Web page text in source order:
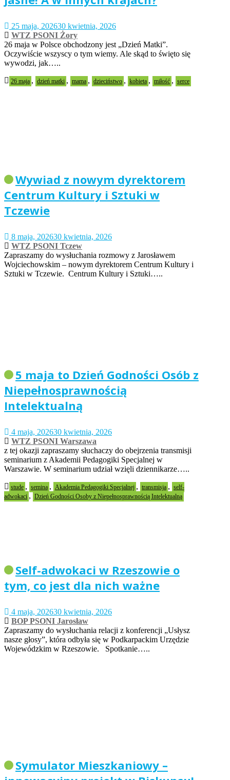
25 maja, 202630 kwietnia, 2026
WTZ PSONI Żory
26 maja w Polsce obchodzony jest „Dzień Matki”.
Oczywiście wszyscy o tym wiemy. Ale skąd to święto się
wywodzi, jak…..
26 maja , dzień matki , mama , dzieciństwo , kobieta , miłość , serce
Wywiad z nowym dyrektorem
Centrum Kultury i Sztuki w
Tczewie
8 maja, 202630 kwietnia, 2026
WTZ PSONI Tczew
Zapraszamy do wysłuchania rozmowy z Jarosławem
Wojciechowskim – nowym dyrektorem Centrum Kultury i
Sztuki w Tczewie. Centrum Kultury i Sztuki…..
5 maja to Dzień Godności Osób z
Niepełnosprawnością
Intelektualną
4 maja, 202630 kwietnia, 2026
WTZ PSONI Warszawa
z tej okazji zapraszamy słuchaczy do obejrzenia transmisji
seminarium z Akademii Pedagogiki Specjalnej w
Warszawie. W seminarium udział wzięli dziennikarze…..
stude , semina , Akademia Pedagogiki Specjalnej , transmisja , self-
adwokaci , Dzień Godności Osoby z Niepełnosprawnością Intelektualną
Self-adwokaci w Rzeszowie o
tym, co jest dla nich ważne
4 maja, 202630 kwietnia, 2026
BOP PSONI Jarosław
Zapraszamy do wysłuchania relacji z konferencji „Usłysz
nasze głosy”, która odbyła się w Podkarpackim Urzędzie
Wojewódzkim w Rzeszowie. Spotkanie…..
Symulator Mieszkaniowy –